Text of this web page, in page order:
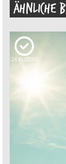
ÄHNLICHE
24 KUDOS